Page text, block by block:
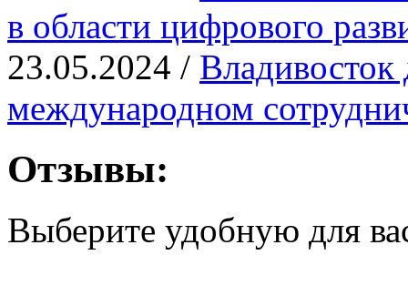
в области цифрового
23.05.2024 / Владивосток
международном
Отзывы:
Выберите удобную для